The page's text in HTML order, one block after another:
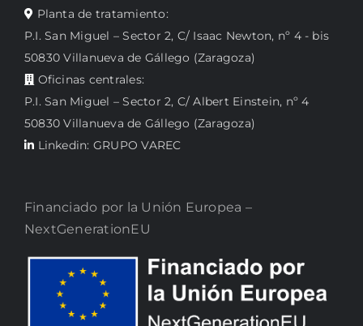
Planta de tratamiento:
P.I. San Miguel – Sector 2, C/ Isaac Newton, nº 4 - bis
50830 Villanueva de Gállego (Zaragoza)
Oficinas centrales:
P.I. San Miguel – Sector 2, C/ Albert Einstein, nº 4
50830 Villanueva de Gállego (Zaragoza)
Linkedin: GRUPO VAREC
Financiado por la Unión Europea –
NextGenerationEU